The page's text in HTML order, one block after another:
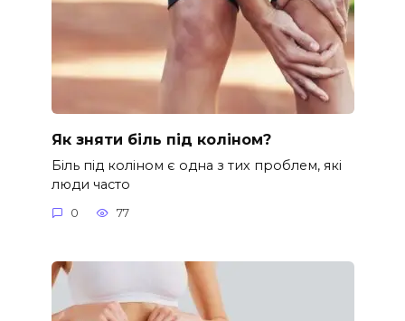
Як зняти біль під коліном?
Біль під коліном є одна з тих проблем, які
люди часто
0 77